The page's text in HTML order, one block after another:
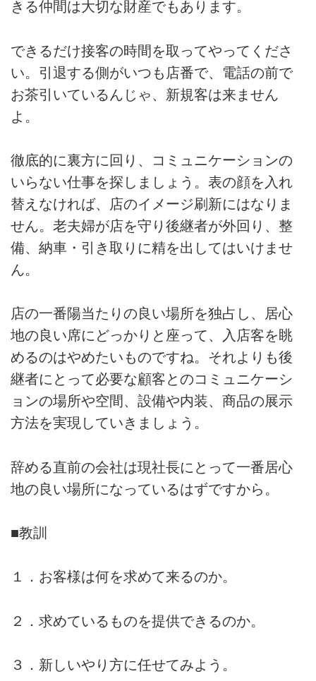
きる仲間は大切な財産でもあります。
できるだけ接客の時間を取ってやってくださ
い。引退する側がいつも店番で、電話の前で
お茶引いているんじゃ、新規客は来ません
よ。
徹底的に裏方に回り、コミュニケーションの
いらない仕事を探しましょう。表の顔を入れ
替えなければ、店のイメージ刷新にはなりま
せん。老夫婦が店を守り後継者が外回り、整
備、納車・引き取りに精を出してはいけませ
ん。
店の一番陽当たりの良い場所を独占し、居心
地の良い席にどっかりと座って、入店客を眺
めるのはやめたいものですね。それよりも後
継者にとって必要な顧客とのコミュニケーシ
ョンの場所や空間、設備や内装、商品の展示
方法を実現していきましょう。
辞める直前の会社は現社長にとって一番居心
地の良い場所になっているはずですから。
■教訓
１．お客様は何を求めて来るのか。
２．求めているものを提供できるのか。
３．新しいやり方に任せてみよう。